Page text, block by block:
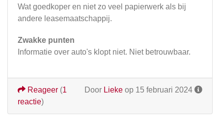
Wat goedkoper en niet zo veel papierwerk als bij
andere leasemaatschappij.
Zwakke punten
Informatie over auto's klopt niet. Niet betrouwbaar.
Door Lieke op 15 februari 2024
Reageer (1
reactie)